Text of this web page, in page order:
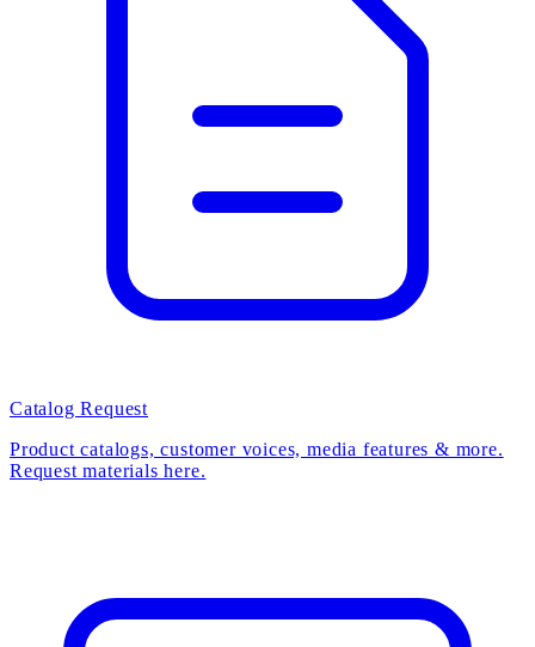
Catalog Request
Product catalogs, customer voices, media features & more.
Request materials here.